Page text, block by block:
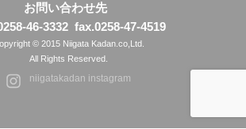
お問い合わせ先
46-3332fax.0258-47-4519
© 2015 Niigata Kadan.co,Ltd.
All Rights Reserved.
niigatakadan instagram